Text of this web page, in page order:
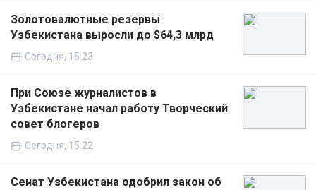
Золотовалютные резервы
Узбекистана выросли до $64,3 млрд
Сегодня, 15:23
При Союзе журналистов в
Узбекистане начал работу Творческий
совет блогеров
Сегодня, 15:22
Сенат Узбекистана одобрил закон об